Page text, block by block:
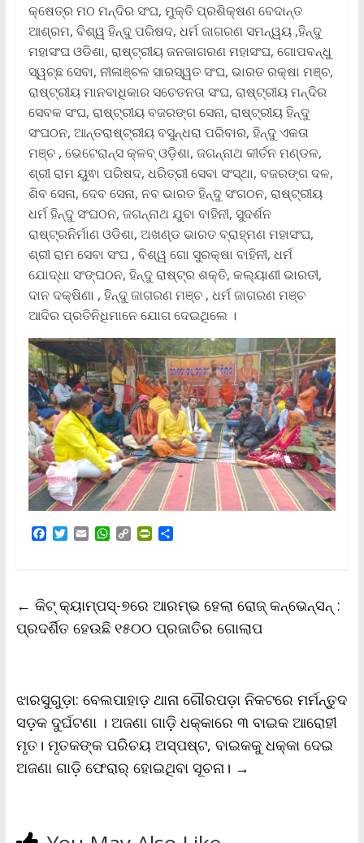
କ୍ଷେତ୍ର ମଠ ମନ୍ଦିର ସଂଘ, ମୁକ୍ତି ପ୍ରଶିକ୍ଷଣ ବେଦାନ୍ତ
ଆଶ୍ରମ, ବିଶ୍ୱ ହିନ୍ଦୁ ପରିଷଦ, ଧର୍ମ ଜାଗରଣ ସମନ୍ୱୟ ,ହିନ୍ଦୁ
ମହାସଂଘ ଓଡିଶା, ରାଷ୍ଟ୍ରୀୟ ଜନଜାଗରଣ ମହାସଂଘ, ଗୋପବନ୍ଧୁ
ସ୍ୱଚ୍ଛ ସେବା, ନୀଳାଞ୍ଚଳ ସାରସ୍ୱତ ସଂଘ, ଭାରତ ରକ୍ଷା ମଞ୍ଚ,
ରାଷ୍ଟ୍ରୀୟ ମାନବାଧିକାର ସଚେତନତା ସଂଘ, ରାଷ୍ଟ୍ରୀୟ ମନ୍ଦିର
ସେବକ ସଂଘ, ରାଷ୍ଟ୍ରୀୟ ବଜରଙ୍ଗ ସେନା, ରାଷ୍ଟ୍ରୀୟ ହିନ୍ଦୁ
ସଂଘଠନ, ଆନ୍ତରାଷ୍ଟ୍ରୀୟ ବସୁନ୍ଧରା ପରିବାର, ହିନ୍ଦୁ ଏକତା
ମଞ୍ଚ , ଭେଟେରାନ୍ସ କ୍ଳବ୍ ଓଡ଼ିଶା, ଜଗନ୍ନାଥ କୀର୍ତନ ମଣ୍ଡଳ,
ଶ୍ରୀ ରାମ ୟୁଵା ପରିଷଦ, ଧରିତ୍ରୀ ସେବା ସଂସ୍ଥା, ବଜରଙ୍ଗ ଦଳ,
ଶିବ ସେନା, ଦେବ ସେନା, ନବ ଭାରତ ହିନ୍ଦୁ ସଂଗଠନ, ରାଷ୍ଟ୍ରୀୟ
ଧର୍ମ ହିନ୍ଦୁ ସଂଘଠନ, ଜଗନ୍ନାଥ ଯୁବା ବାହିନୀ, ସୁଦର୍ଶନ
ରାଷ୍ଟ୍ରନିର୍ମାଣ ଓଡିଶା, ଅଖଣ୍ଡ ଭାରତ ବ୍ରାହ୍ମଣ ମହାସଂଘ,
ଶ୍ରୀ ରାମ ସେବା ସଂଘ , ବିଶ୍ୱ ଗୋ ସୁରକ୍ଷା ବାହିନୀ, ଧର୍ମ
ଯୋଦ୍ଧା ସଂଙ୍ଘଠନ, ହିନ୍ଦୁ ରାଷ୍ଟ୍ର ଶକ୍ତି, କଲ୍ୟାଣୀ ଭାରତୀ,
ଦାନ ଦକ୍ଷିଣା , ହିନ୍ଦୁ ଜାଗରଣ ମଞ୍ଚ , ଧର୍ମ ଜାଗରଣ ମଞ୍ଚ
ଆଦିର ପ୍ରତିନିଧିମାନେ ଯୋଗ ଦେଇଥିଲେ ।
F
o
o
k
T
e
r
E
W
A
p
p
C
i
n
k
P
F
r
i
y
S
← କିଟ୍‌ କ୍ୟାମ୍ପସ୍‌-୭ରେ ଆରମ୍ଭ ହେଲା ରୋଜ୍ କନ୍‌ଭେନ୍‌ସନ୍‌ :
ପ୍ରଦର୍ଶିତ ହେଉଛି ୧୫୦୦ ପ୍ରଜାତିର ଗୋଲାପ
ଝାରସୁଗୁଡ଼ା: ବେଲପାହାଡ଼ ଥାନା ଗୌରପଡ଼ା ନିକଟରେ ମର୍ମନ୍ତୁଦ
ସଡ଼କ ଦୁର୍ଘଟଣା । ଅଜଣା ଗାଡ଼ି ଧକ୍କାରେ ୩ ବାଇକ ଆରୋହୀ
ମୃତ। ମୃତକଙ୍କ ପରିଚୟ ଅସ୍ପଷ୍ଟ, ବାଇକକୁ ଧକ୍କା ଦେଇ
ଅଜଣା ଗାଡ଼ି ଫେରାର୍ ହୋଇଥିବା ସୂଚନା। →